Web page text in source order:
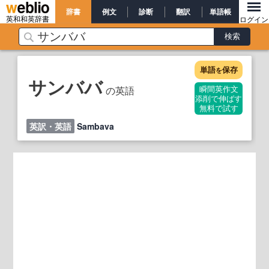
英和和英辞書
辞書 例文 診断 翻訳 単語帳
ログイン
サンババ の英語
単語を保存
瞬間英作文
添削で伸ばす
無料で試す
英訳・英語 Sambava